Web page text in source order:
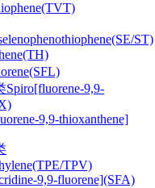
ST)
9,9-
9,9-thioxanthene]
TPV)
9,9-fluorene](SFA)